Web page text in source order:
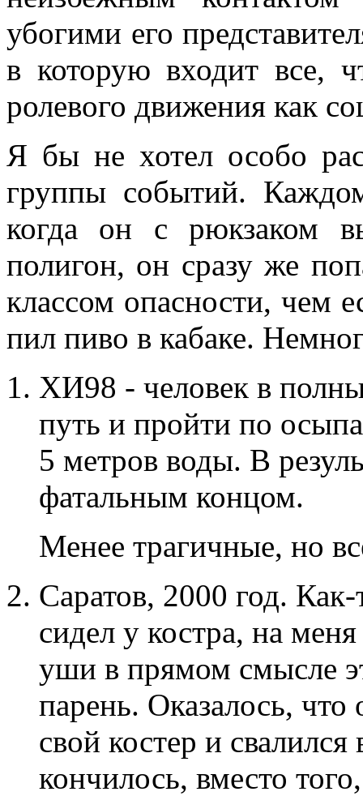
убогими его
в которую входит все,
ролевого движения как
Я бы не хотел особо
группы событий.
когда он с рюкзаком
полигон, он сразу же
классом опасности, чем
пил пиво в кабаке.
ХИ98 - человек в
путь и пройти по
5 метров воды. В
фатальным концом.
Менее трагичные, но
Саратов, 2000 год.
сидел у костра, на
уши в прямом смысле
парень. Оказалось, что
свой костер и
кончилось, вместо